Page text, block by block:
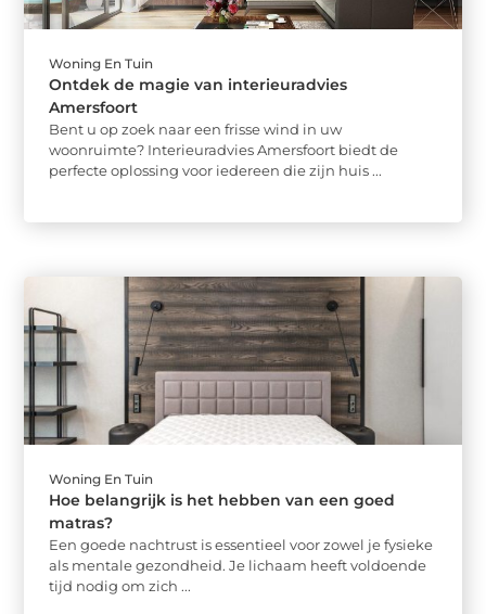
Woning En Tuin
Ontdek de magie van interieuradvies
Amersfoort
Bent u op zoek naar een frisse wind in uw
woonruimte? Interieuradvies Amersfoort biedt de
perfecte oplossing voor iedereen die zijn huis ...
Woning En Tuin
Hoe belangrijk is het hebben van een goed
matras?
Een goede nachtrust is essentieel voor zowel je fysieke
als mentale gezondheid. Je lichaam heeft voldoende
tijd nodig om zich ...